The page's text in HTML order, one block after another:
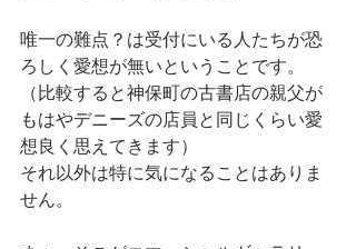
唯一の難点？は受付にいる人たちが恐
ろしく愛想が無いということです。
（比較すると神保町の古書店の親父が
もはやデニーズの店員と同じくらい愛
想良く思えてきます）
それ以外は特に気になることはありま
せん。